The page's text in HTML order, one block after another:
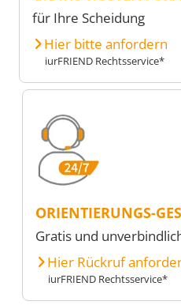
für Ihre Scheidung
Hier bitte anfordern
iurFRIEND Rechtsservice*
ORIENTIERUNGS-
Gratis und
Hier Rückruf
iurFRIEND Rechtsservice*